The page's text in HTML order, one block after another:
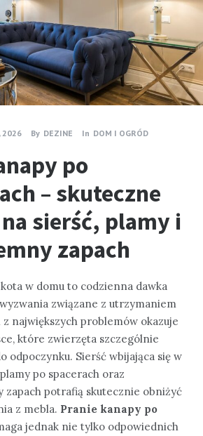
2026 By DEZINE In DOM I OGRÓD
po
– skuteczne
sierść, plamy i
zapach
w domu to codzienna dawka
związane z utrzymaniem
z największych problemów okazuje
które zwierzęta szczególnie
odpoczynku. Sierść wbijająca się w
po spacerach oraz
zapach potrafią skutecznie obniżyć
z mebla. Pranie kanapy po
jednak nie tylko odpowiednich